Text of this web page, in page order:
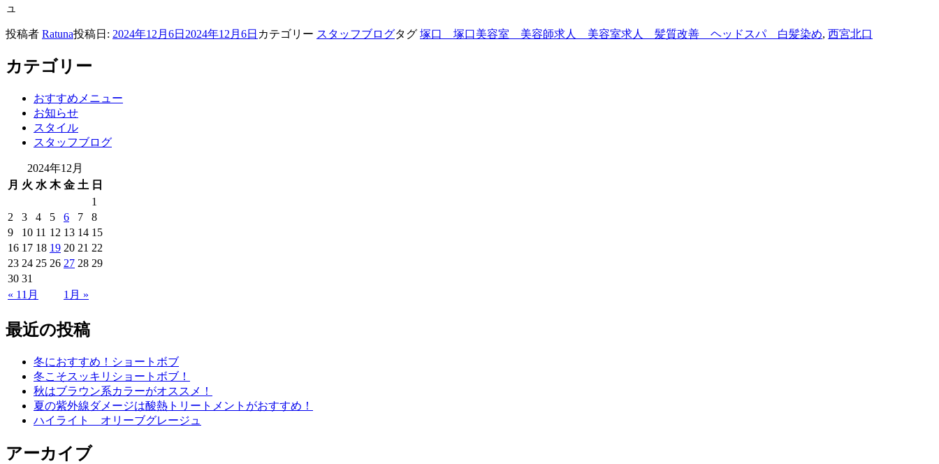
ュ
投稿者 Ratuna投稿日: 2024年12月6日 2024年12月6日 カテゴリー スタッフブログタグ 塚口 塚口美容室 美容師求人 美容室求人 髪質改善 ヘッドスパ 白髪染め, 西宮北口
カテゴリー
おすすめメニュー
お知らせ
スタイル
スタッフブログ
2024年12月
月 火 水 木 金 土 日
« 11月 1月 »
1
2
3 4 5 6 7
8
9
10 11 12 13 14 15
16 17 18 19 20 21 22
23 24 25 26 27 28 29
30 31
最近の投稿
冬におすすめ！ショートボブ
冬こそスッキリショートボブ！
秋はブラウン系カラーがオススメ！
夏の紫外線ダメージは酸熱トリートメントがおすすめ！
ハイライト オリーブグレージュ
アーカイブ